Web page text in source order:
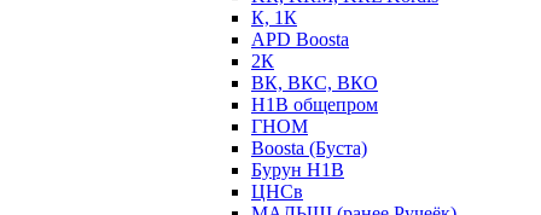
К, 1К
APD Boosta
2К
ВК, ВКС, ВКО
Н1В общепром
ГНОМ
Boosta (Буста)
Бурун Н1В
ЦНСв